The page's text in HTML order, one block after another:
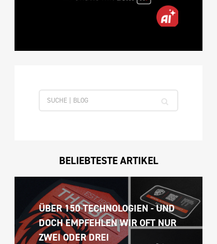
BELIEBTESTE ARTIKEL
ÜBER 150 TECHNOLOGIEN - UND
DOCH EMPFEHLEN WIR OFT NUR
ZWEI ODER DREI